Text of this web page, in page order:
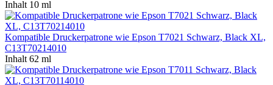
Inhalt 10 ml
Kompatible Druckerpatrone wie Epson T7021 Schwarz, Black XL,
C13T70214010
Inhalt 62 ml